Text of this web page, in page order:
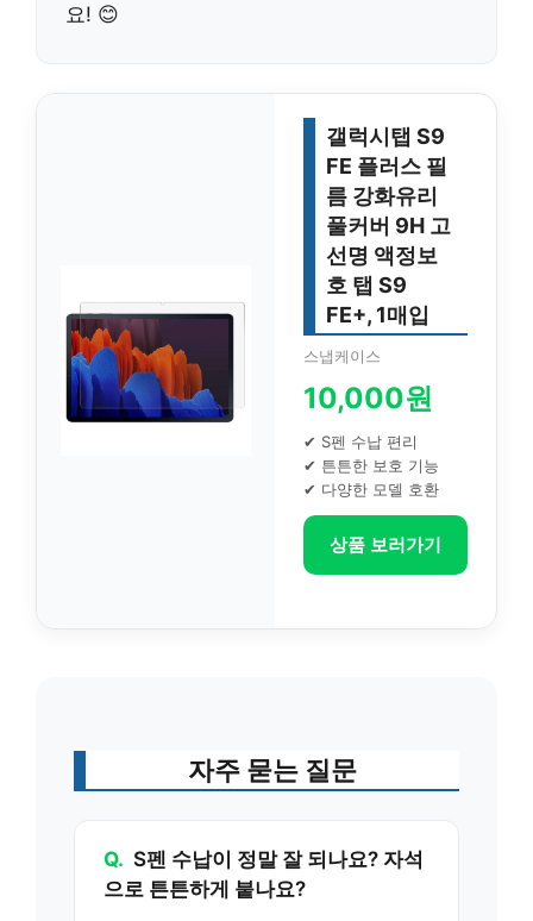
요! 😊
갤럭시탭 S9
FE 플러스 필
름 강화유리
풀커버 9H 고
선명 액정보
호 탭 S9
FE+, 1매입
스냅케이스
10,000원
✔ S펜 수납 편리
✔ 튼튼한 보호 기능
✔ 다양한 모델 호환
상품 보러가기
자주 묻는 질문
Q. S펜 수납이 정말 잘 되나요? 자석
으로 튼튼하게 붙나요?